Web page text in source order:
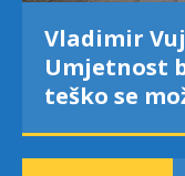
Vladimir
Umjetnost
teško se